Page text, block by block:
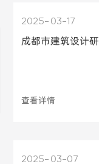
03-17
2025
查看详情
03-07
2025